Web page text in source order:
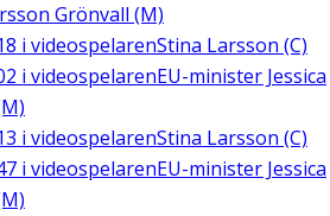
Grönvall (M)
i videospelarenStina Larsson (C)
i videospelarenEU-minister Jessica
i videospelarenStina Larsson (C)
i videospelarenEU-minister Jessica